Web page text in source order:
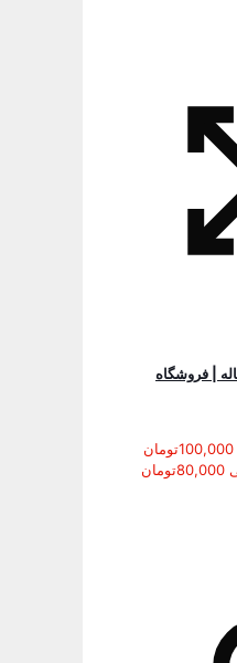
| فروشگاه
قیمت اصلی 100,000تومان
قیمت فعلی 80,000تومان